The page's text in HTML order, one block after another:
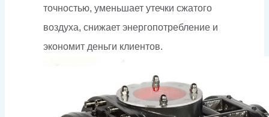
точностью, уменьшает утечки сжатого
воздуха, снижает энергопотребление и
экономит деньги клиентов.